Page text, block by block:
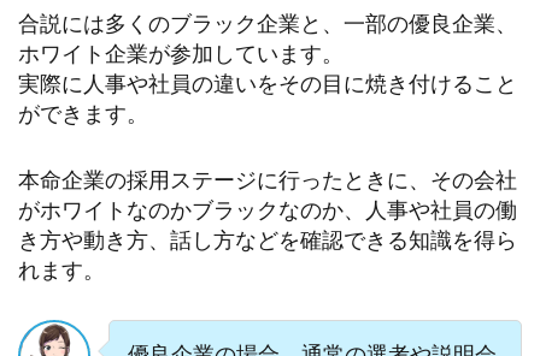
合説には多くのブラック企業と、一部の優良企業、
ホワイト企業が参加しています。
実際に人事や社員の違いをその目に焼き付けること
ができます。
本命企業の採用ステージに行ったときに、その会社
がホワイトなのかブラックなのか、人事や社員の働
き方や動き方、話し方などを確認できる知識を得ら
れます。